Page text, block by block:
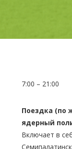
7:00 – 21:00
Поездка (по
ядерный
Включает в